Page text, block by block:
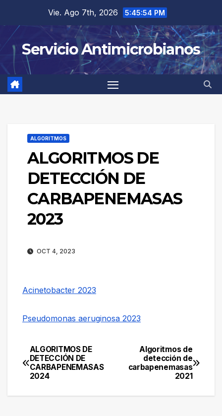
contenido
Vie. Ago 7th, 2026 5:45:54 PM
Servicio Antimicrobianos
ALGORITMOS
ALGORITMOS DE
DETECCIÓN DE
CARBAPENEMASAS
2023
OCT 4, 2023
Acinetobacter 2023
Pseudomonas aeruginosa 2023
Navegación
de
entradas
Algoritmos de
detección de
carbapenemasas
2021
ALGORITMOS DE
DETECCIÓN DE
CARBAPENEMASAS
2024